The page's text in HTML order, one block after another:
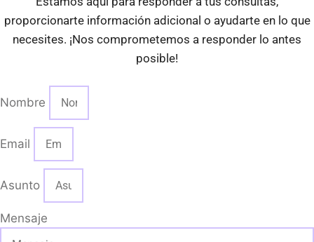
proporcionarte información adicional o ayudarte en lo que
necesites. ¡Nos comprometemos a responder lo antes
posible!
Nombre
Email
Asunto
Mensaje